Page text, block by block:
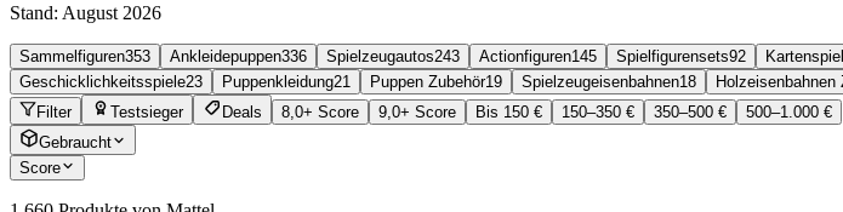
Stand: August 2026
Sammelfiguren353 Ankleidepuppen336 Spielzeugautos243 Actionfiguren145 Spielfigurensets92
Geschicklichkeitsspiele23 Puppenkleidung21 Puppen Zubehör19 Spielzeugeisenbahnen18 Holzeisenbahnen
Filter
Testsieger Deals 8,0+ Score 9,0+ Score Bis 150 € 150–350 € 350–500 €
500–1.000 €
Gebraucht
Score